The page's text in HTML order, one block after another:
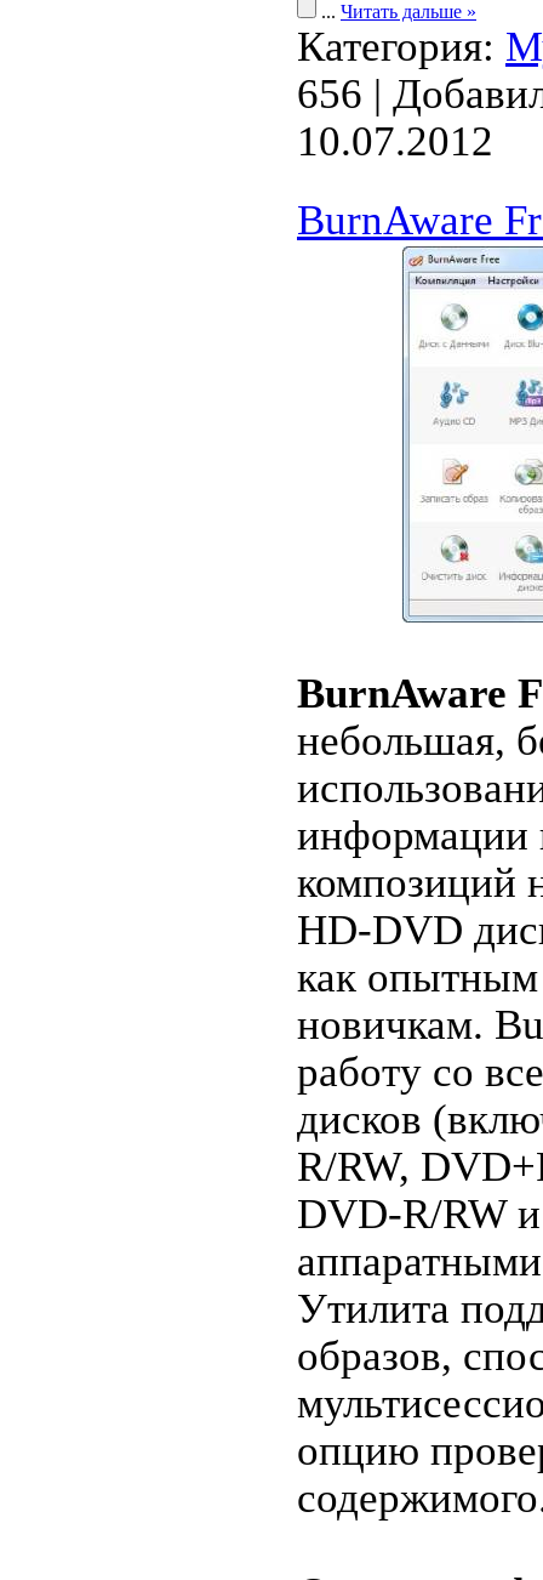
... Читать дальше »
Категория:
656 |
10.07.2012
BurnAware
BurnAware
небольшая,
информации
композиций
HD-DVD
как опытным
новичкам.
работу со
дисков
R/RW,
DVD-R/RW
Утилита
образов,
опцию